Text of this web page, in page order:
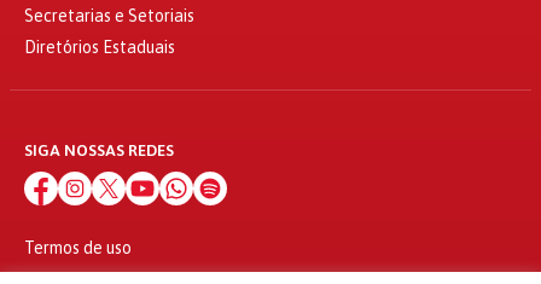
Secretarias e Setoriais
Diretórios Estaduais
SIGA NOSSAS REDES
Termos de uso